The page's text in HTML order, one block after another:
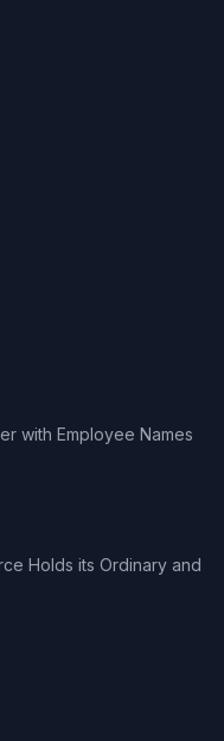
with Employee Names
Holds its Ordinary and